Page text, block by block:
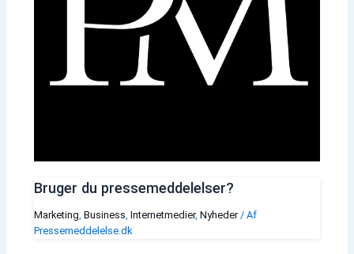
Bruger du pressemeddelelser?
Marketing, Business, Internetmedier, Nyheder/ Af
Pressemeddelelse.dk